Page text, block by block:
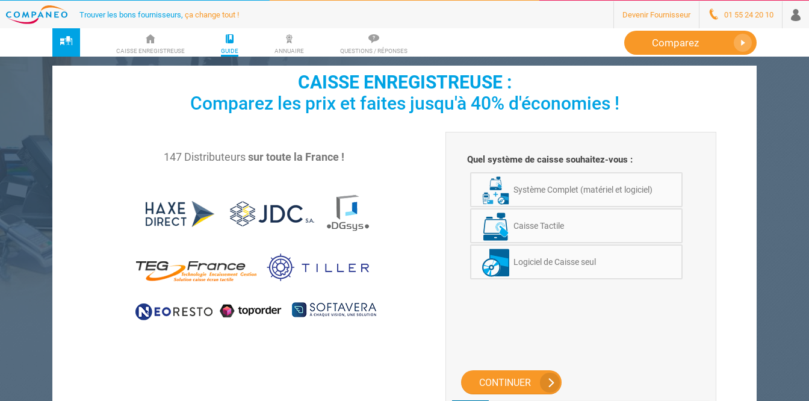
Trouver les bons fournisseurs, ça change tout ! Devenir Fournisseur 01 55 24 20 10
CAISSE ENREGISTREUSE GUIDE ANNUAIRE QUESTIONS / RÉPONSES
Comparez
CAISSE ENREGISTREUSE:
Comparez les prix et faites jusqu'à 40% d'économies !
147 Distributeurssur toute la France ! Quel système de caisse souhaitez-vous :
Système Complet (matériel et logiciel)
Caisse Tactile
Logiciel de Caisse seul
CONTINUER